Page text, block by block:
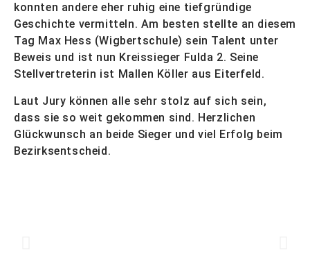
konnten andere eher ruhig eine tiefgründige
Geschichte vermitteln. Am besten stellte an diesem
Tag Max Hess (Wigbertschule) sein Talent unter
Beweis und ist nun Kreissieger Fulda 2. Seine
Stellvertreterin ist Mallen Köller aus Eiterfeld.
Laut Jury können alle sehr stolz auf sich sein,
dass sie so weit gekommen sind. Herzlichen
Glückwunsch an beide Sieger und viel Erfolg beim
Bezirksentscheid.